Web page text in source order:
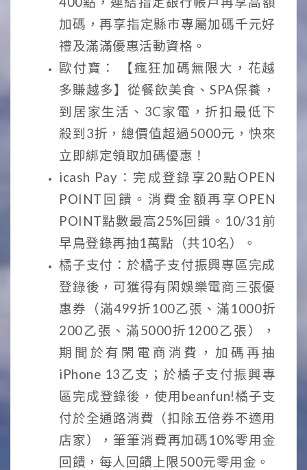
加碼，再享指定縣市專屬加碼千元好
禮及滿滿優惠活動資格。
歐付寶： 【瘋狂加碼無限大，花越
多賺越多】從餐飲美食、SPA保養，
到居家生活、3C家電，折扣最低下
殺到3折，總價值超過5000元，快來
立即綁定領取加碼優惠！
icash Pay：完成登錄享20點OPEN
POINT回饋。消費金額再享OPEN
POINT點數最高25%回饋。10/31前
早鳥登錄再抽1萬點（共10名）。
橘子支付：於橘子支付振興專區完成
登錄後，可獲得有閑娛樂電商三張優
惠券（滿499折100乙張、滿1000折
200乙張、滿5000折1200乙張），
期間於有閑電商消費，加碼再抽
iPhone 13乙支；於橘子支付振興專
區完成登錄後，使用beanfun!橘子支
付於全通路消費（扣除五倍券不適用
店家），筆筆消費再加碼10%零用金
回饋，每人回饋上限500元零用金。